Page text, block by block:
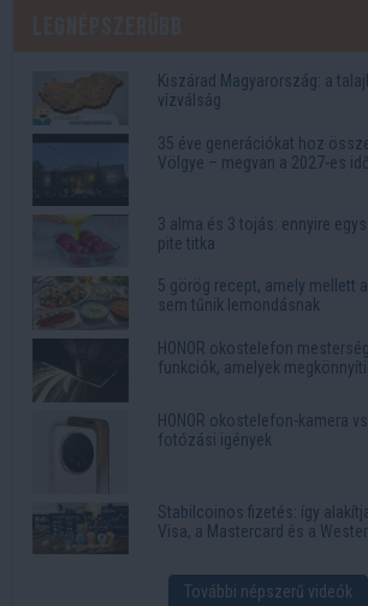
Kiszárad Magyarország: a
vízválság
35 éve generációkat hoz
Völgye – megvan a 2027-es
3 alma és 3 tojás: ennyire
pite titka
5 görög recept, amely mellett
sem tűnik lemondásnak
HONOR okostelefon
funkciók, amelyek
HONOR okostelefon-kamera
fotózási igények
Stabilcoinos fizetés: így
Visa, a Mastercard és a
További népszerű videók